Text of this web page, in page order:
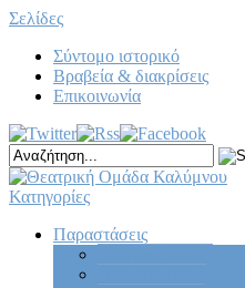
Σελίδες
Σύντομο ιστορικό
Βραβεία & διακρίσεις
Επικοινωνία
Κατηγορίες
Παραστάσεις